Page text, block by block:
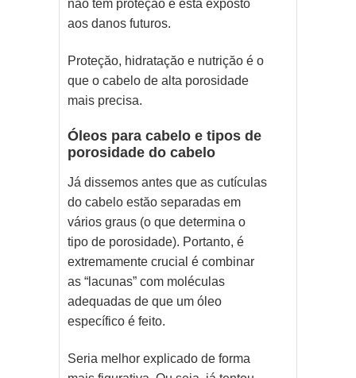
năo tem proteçăo e está exposto
aos danos futuros.
Proteçăo, hidrataçăo e nutriçăo é o
que o cabelo de alta porosidade
mais precisa.
Óleos para cabelo e tipos de
porosidade do cabelo
Já dissemos antes que as cutículas
do cabelo estăo separadas em
vários graus (o que determina o
tipo de porosidade). Portanto, é
extremamente crucial é combinar
as “lacunas” com moléculas
adequadas de que um óleo
específico é feito.
Seria melhor explicado de forma